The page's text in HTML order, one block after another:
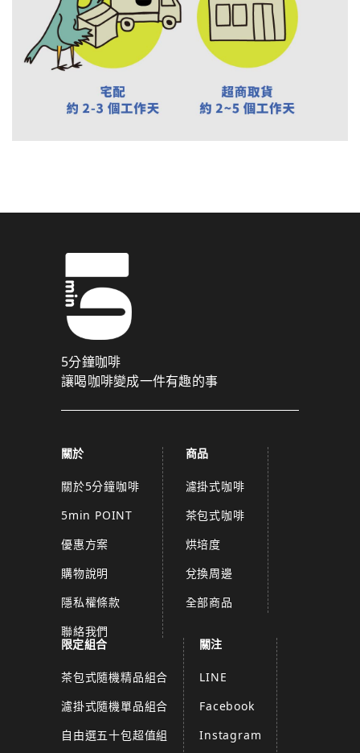
5分鐘咖啡
讓喝咖啡變成一件有趣的事
關於
關於5分鐘咖啡
5min POINT
優惠方案
購物說明
隱私權條款
聯絡我們
商品
濾掛式咖啡
茶包式咖啡
烘培度
兌換周邊
全部商品
限定組合
茶包式隨機精品組合
濾掛式隨機單品組合
自由選五十包超值組
關注
LINE
Facebook
Instagram